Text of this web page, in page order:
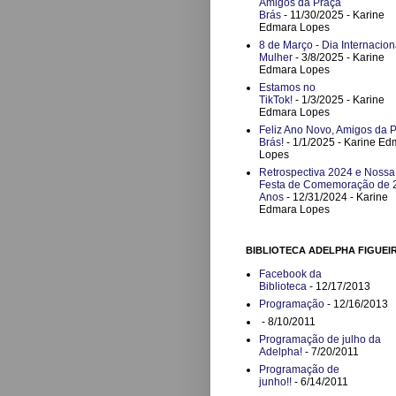
Brás - 11/30/2025 - Karine
Edmara Lopes
8 de Março - Dia
Mulher - 3/8/2025 - Karine
Edmara Lopes
Estamos no
TikTok! - 1/3/2025 - Karine
Edmara Lopes
Feliz Ano Novo, Amigos da
Brás! - 1/1/2025 - Karine
Lopes
Retrospectiva 2024 e Nossa
Festa de Comemoração de
Anos - 12/31/2024 - Karine
Edmara Lopes
BIBLIOTECA ADELPHA
Facebook da
Biblioteca - 12/17/2013
Programação - 12/16/2013
- 8/10/2011
Programação de julho da
Adelpha! - 7/20/2011
Programação de
junho!! - 6/14/2011